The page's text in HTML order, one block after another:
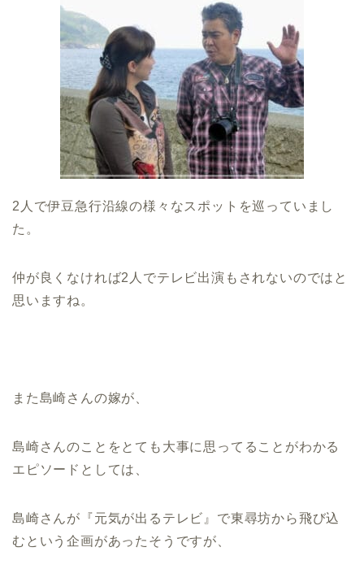
2人で伊豆急行沿線の様々なスポットを巡っていまし
た。
仲が良くなければ2人でテレビ出演もされないのではと
思いますね。
また島崎さんの嫁が、
島崎さんのことをとても大事に思ってることがわかる
エピソードとしては、
島崎さんが『元気が出るテレビ』で東尋坊から飛び込
むという企画があったそうですが、